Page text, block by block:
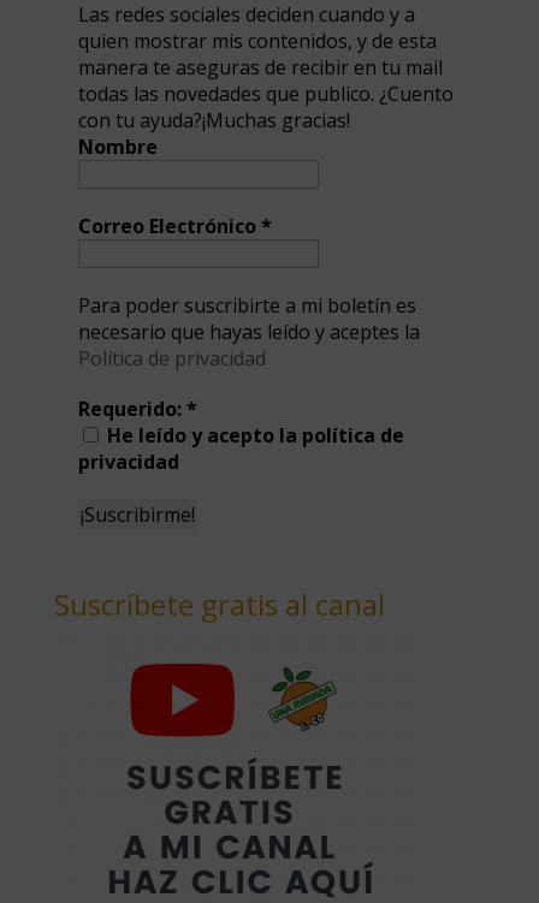
Las redes sociales deciden cuando y a
quien mostrar mis contenidos, y de esta
manera te aseguras de recibir en tu mail
todas las novedades que publico. ¿Cuento
con tu ayuda?¡Muchas gracias!
Nombre
Correo Electrónico*
Para poder suscribirte a mi boletín es
necesario que hayas leído y aceptes la
Política de privacidad
Requerido:*
He leído y acepto la política de
privacidad
Suscríbete gratis al canal